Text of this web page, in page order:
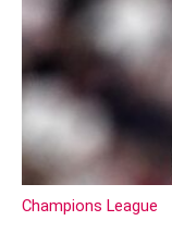
Επικαιρότητα
αδειούχοι
11:50
EuroLeague
Πήρε τον
Βαλένθια
11:40
Champions League